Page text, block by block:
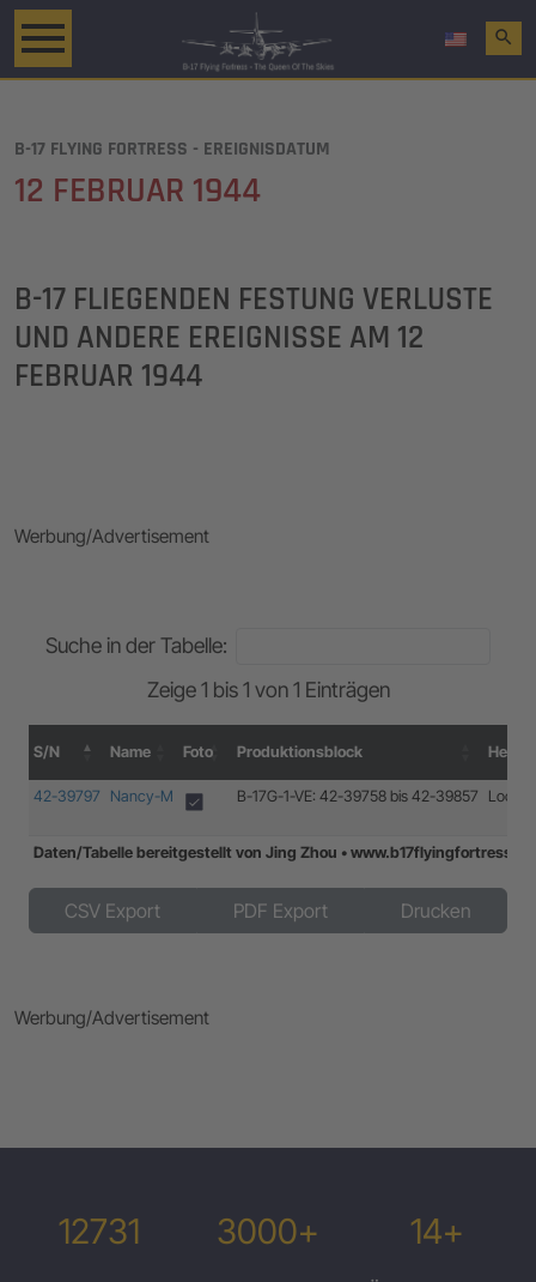
search
B-17 FLYING FORTRESS - EREIGNISDATUM
12 FEBRUAR 1944
B-17 FLIEGENDEN FESTUNG VERLUSTE
UND ANDERE EREIGNISSE AM 12
FEBRUAR 1944
Werbung/Advertisement
Suche in der Tabelle:
Zeige 1 bis 1 von 1 Einträgen
S/N Name Foto Produktionsblock
Daten/Tabelle bereitgestellt von Jing Zhou •
S/N Name Foto Produktionsblock
42-39797 Nancy-M B-17G-1-VE: 42-39758 bis 42-39857
Daten/Tabelle bereitgestellt von Jing Zhou •
CSV Export PDF Export Drucken
Werbung/Advertisement
12731 3000+ 14+